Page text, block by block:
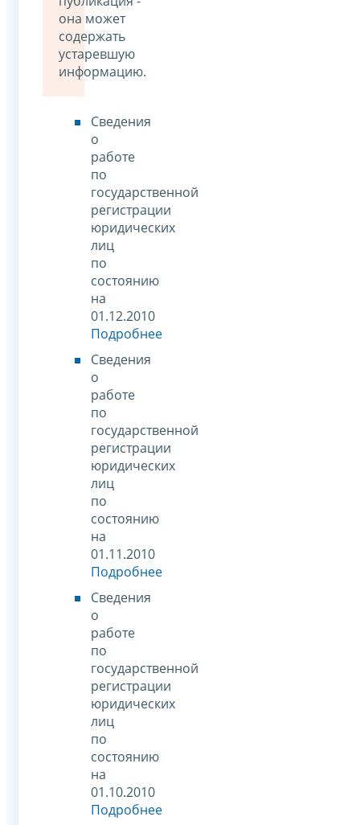
она может
содержать
устаревшую
информацию.
Сведения
о
работе
по
государственной
регистрации
юридических
лиц
по
состоянию
на
01.12.2010
Подробнее
Сведения
о
работе
по
государственной
регистрации
юридических
лиц
по
состоянию
на
01.11.2010
Подробнее
Сведения
о
работе
по
государственной
регистрации
юридических
лиц
по
состоянию
на
01.10.2010
Подробнее